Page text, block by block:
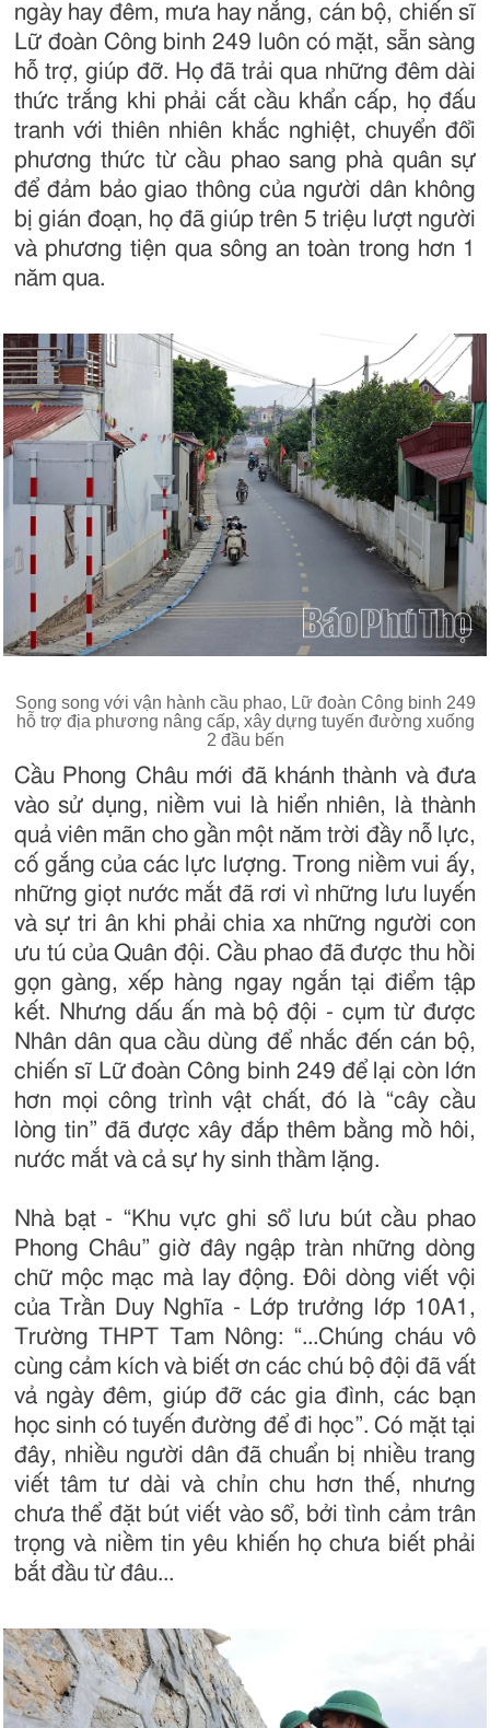
ngày hay đêm, mưa hay nắng, cán bộ, chiến sĩ
Lữ đoàn Công binh 249 luôn có mặt, sẵn sàng
hỗ trợ, giúp đỡ. Họ đã trải qua những đêm dài
thức trắng khi phải cắt cầu khẩn cấp, họ đấu
tranh với thiên nhiên khắc nghiệt, chuyển đổi
phương thức từ cầu phao sang phà quân sự
để đảm bảo giao thông của người dân không
bị gián đoạn, họ đã giúp trên 5 triệu lượt người
và phương tiện qua sông an toàn trong hơn 1
năm qua.
Song song với vận hành cầu phao, Lữ đoàn Công binh 249
hỗ trợ địa phương nâng cấp, xây dựng tuyến đường xuống
2 đầu bến
Cầu Phong Châu mới đã khánh thành và đưa
vào sử dụng, niềm vui là hiển nhiên, là thành
quả viên mãn cho gần một năm trời đầy nỗ lực,
cố gắng của các lực lượng. Trong niềm vui ấy,
những giọt nước mắt đã rơi vì những lưu luyến
và sự tri ân khi phải chia xa những người con
ưu tú của Quân đội. Cầu phao đã được thu hồi
gọn gàng, xếp hàng ngay ngắn tại điểm tập
kết. Nhưng dấu ấn mà bộ đội - cụm từ được
Nhân dân qua cầu dùng để nhắc đến cán bộ,
chiến sĩ Lữ đoàn Công binh 249 để lại còn lớn
hơn mọi công trình vật chất, đó là “cây cầu
lòng tin” đã được xây đắp thêm bằng mồ hôi,
nước mắt và cả sự hy sinh thầm lặng.
Nhà bạt - “Khu vực ghi sổ lưu bút cầu phao
Phong Châu” giờ đây ngập tràn những dòng
chữ mộc mạc mà lay động. Đôi dòng viết vội
của Trần Duy Nghĩa - Lớp trưởng lớp 10A1,
Trường THPT Tam Nông: “...Chúng cháu vô
cùng cảm kích và biết ơn các chú bộ đội đã vất
vả ngày đêm, giúp đỡ các gia đình, các bạn
học sinh có tuyến đường để đi học”. Có mặt tại
đây, nhiều người dân đã chuẩn bị nhiều trang
viết tâm tư dài và chỉn chu hơn thế, nhưng
chưa thể đặt bút viết vào sổ, bởi tình cảm trân
trọng và niềm tin yêu khiến họ chưa biết phải
bắt đầu từ đâu...